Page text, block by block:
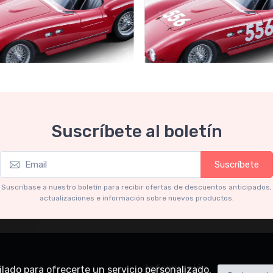
735S Autodromo Press
€239.90
Ferrari 735S - 166 MM
Miglia 1954 car #556 Driver:
€239.90
Suscríbete al boletín
Suscríbete
Suscríbase a nuestro boletín para recibir ofertas de descuentos anticipados,
actualizaciones e información sobre nuevos productos.
Información
para ofrecerte un servicio personalizado.